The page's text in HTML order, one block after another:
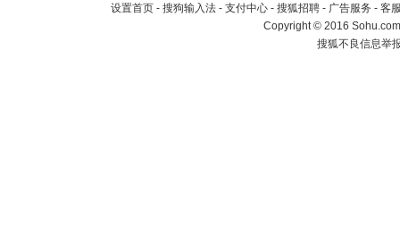
设置首页 - 搜狗输入法 - 支付中心 - 搜狐招聘 - 广告服务 - 客
Copyright©2016
搜狐不良信息举